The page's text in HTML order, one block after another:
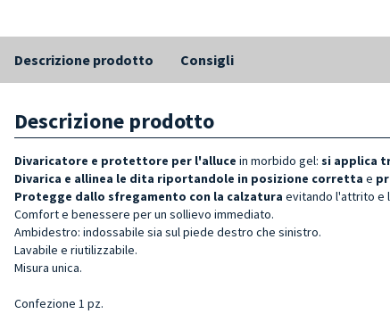
Descrizione prodotto Consigli
Descrizione prodotto
Divaricatore e protettore per l'alluce in morbido gel: si applica
Divarica e allinea le dita riportandole in posizione corretta e
Protegge dallo sfregamento con la calzatura evitando l'attrito e
Comfort e benessere per un sollievo immediato.
Ambidestro: indossabile sia sul piede destro che sinistro.
Lavabile e riutilizzabile.
Misura unica.
Confezione 1 pz.